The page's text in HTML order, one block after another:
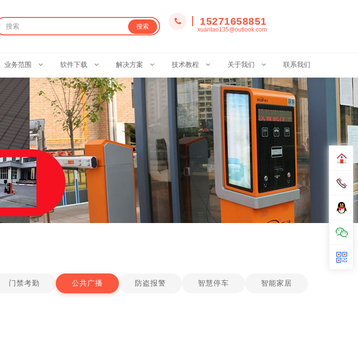
xuantao135@outlook.com
15271658851
搜索
业务范围 软件下载 解决方案 技术教程 关于我们 联系我们
门禁考勤 公共广播 防盗报警 智慧停车 智能家居